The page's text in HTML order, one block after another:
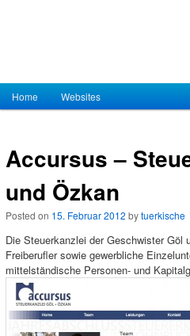
Hauptmenü
Zum Inhalt wechseln
Zum sekundären Inhalt wechseln
Home Websites
Accursus –
und Özkan
Posted on 15. Februar 2012 bytuerkische
Die Steuerkanzlei der Geschwister Göl
Freiberufler sowie gewerbliche
mittelständische Personen- und